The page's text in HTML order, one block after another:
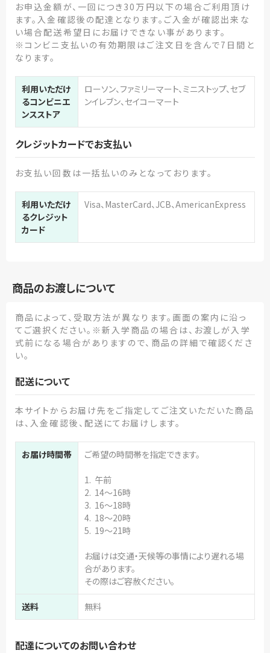
お申込金額が、一回につき30万円以下の場合ご利用頂け
ます。入金確認後の配達となります。ご入金が確認出来な
い場合配送希望日にお届けできない事があります。
※コンビニ支払いの有効期限はご注文日を含んで7日間と
なります。
利用いただけ
るコンビニエ
ンスストア
ローソン、ファミリーマート、ミニストップ、セブ
ンイレブン、セイコーマート
クレジットカードでお支払い
お支払い回数は一括払いのみとなっております。
利用いただけ
るクレジット
カード
Visa、MasterCard、JCB、AmericanExpress
商品のお渡しについて
商品によって、受取方法が異なります。画面の案内に沿っ
てご選択ください。※新入学商品の場合は、お渡しが入学
式前になる場合がありますので、商品の詳細で確認くださ
い。
配送について
本サイトからお届け先をご指定してご注文いただいた商品
は、入金確認後、配送にてお届けします。
お届け時間帯 ご希望の時間帯を指定できます。
1. 午前
2. 14～16時
3. 16～18時
4. 18～20時
5. 19～21時
お届けは交通・天候等の事情により遅れる場
合があります。
その際はご容赦ください。
送料 無料
配達についてのお問い合わせ